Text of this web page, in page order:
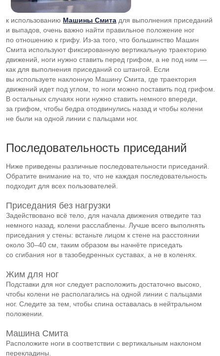
к использованию Машины Смита для выполнения приседаний
и выпадов, очень важно найти правильное положение ног
по отношению к грифу. Из-за того, что большинство Машин
Смита используют фиксированную вертикальную траекторию
движений, ноги нужно ставить перед грифом, а не под ним —
как для выполнения приседаний со штангой. Если
вы используете наклонную Машину Смита, где траектория
движений идет под углом, то ноги можно поставить под грифом.
В остальных случаях ноги нужно ставить немного впереди,
за грифом, чтобы бедра отодвинулись назад и чтобы колени
не были на одной линии с пальцами ног.
Последовательность приседаний
Ниже приведены различные последовательности приседаний.
Обратите внимание на то, что не каждая последовательность
подходит для всех пользователей.
Приседания без нагрузки
Задействовано всё тело, для начала движения отведите таз
немного назад, колени расслаблены. Лучше всего выполнять
приседания у стены: встаньте лицом к стене на расстоянии
около 30–40 см, таким образом вы начнёте приседать
со сгибания ног в тазобедренных суставах, а не в коленях.
Жим для ног
Подставки для ног следует расположить достаточно высоко,
чтобы колени не располагались на одной линии с пальцами
ног. Следите за тем, чтобы спина оставалась в нейтральном
положении.
Машина Смита
Расположите ноги в соответствии с вертикальным наклоном
перекладины.